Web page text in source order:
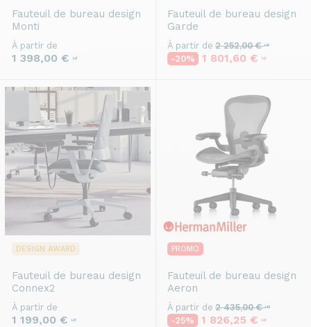
Fauteuil de bureau design
Monti
À partir de
1 398,00 € HT
Fauteuil de bureau design
Garde
À partir de 2 252,00 €HT
-20% 1 801,60 € HT
DESIGN AWARD
Fauteuil de bureau design
Connex2
À partir de
1 199,00 € HT
PROMO
Fauteuil de bureau design
Aeron
À partir de 2 435,00 €HT
-25% 1 826,25 € HT